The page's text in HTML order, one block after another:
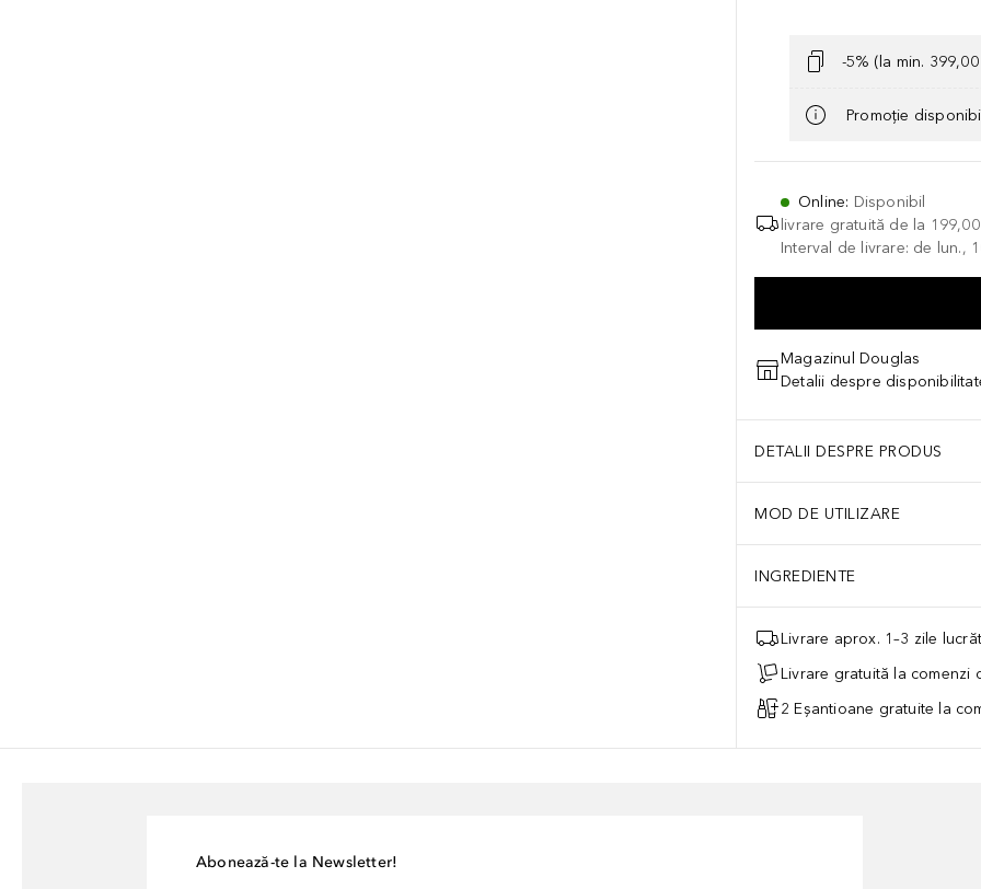
-5% (la min.
Promoție
Online: Disponibil
livrare gratuită de la
Interval de livrare: de lun.,
Magazinul Douglas
Detalii despre
DETALII DESPRE PRODUS
MOD DE UTILIZARE
INGREDIENTE
Livrare aprox. 1–3 zile
Livrare gratuită la comenzi
2 Eșantioane gratuite la
Abonează-te la Newsletter!